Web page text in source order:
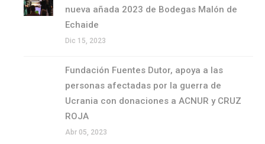
nueva añada 2023 de Bodegas Malón de
Echaide
Dic 15, 2023
Fundación Fuentes Dutor, apoya a las
personas afectadas por la guerra de
Ucrania con donaciones a ACNUR y CRUZ
ROJA
Abr 05, 2023